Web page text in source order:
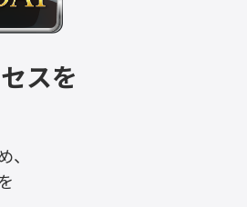
スを